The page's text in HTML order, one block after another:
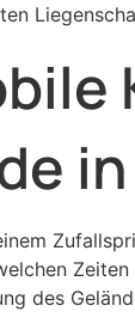
des